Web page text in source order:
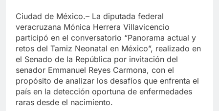
Ciudad de México.– La diputada federal
veracruzana Mónica Herrera Villavicencio
participó en el conversatorio “Panorama actual y
retos del Tamiz Neonatal en México”, realizado en
el Senado de la República por invitación del
senador Emmanuel Reyes Carmona, con el
propósito de analizar los desafíos que enfrenta el
país en la detección oportuna de enfermedades
raras desde el nacimiento.